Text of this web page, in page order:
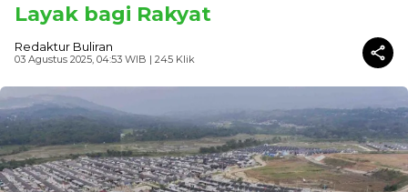
Layak bagi Rakyat
Redaktur Buliran
03 Agustus 2025, 04:53 WIB | 245 Klik